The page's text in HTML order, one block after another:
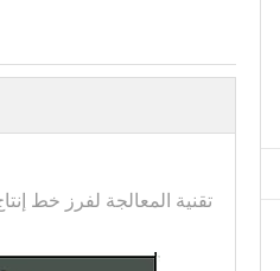
تقنية المعالجة لفرز خط